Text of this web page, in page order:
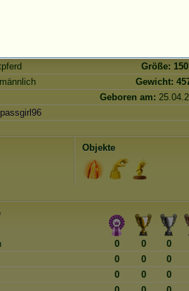
Größe: 150
männlich Gewicht:
Geboren am:
Objekte
0 0 0
0 0 0
0 0 0